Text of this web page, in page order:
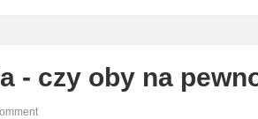
- czy oby na